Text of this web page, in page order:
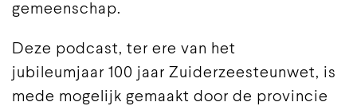
gemeenschap.
Deze podcast, ter ere van het
jubileumjaar 100 jaar Zuiderzeesteunwet, is
mede mogelijk gemaakt door de provincie